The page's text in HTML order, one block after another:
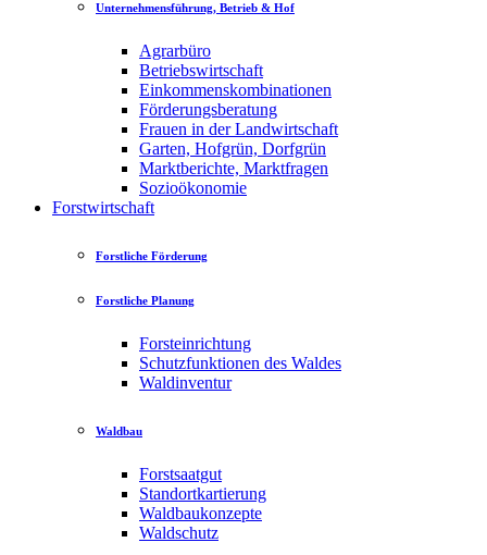
Unternehmensführung, Betrieb & Hof
Agrarbüro
Betriebswirtschaft
Einkommenskombinationen
Förderungsberatung
Frauen in der Landwirtschaft
Garten, Hofgrün, Dorfgrün
Marktberichte, Marktfragen
Sozioökonomie
Forstwirtschaft
Forstliche Förderung
Forstliche Planung
Forsteinrichtung
Schutzfunktionen des Waldes
Waldinventur
Waldbau
Forstsaatgut
Standortkartierung
Waldbaukonzepte
Waldschutz